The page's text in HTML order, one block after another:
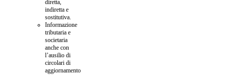
diretta,
indiretta e
sostitutiva.
Informazione
tributaria e
societaria
anche con
l’ausilio di
circolari di
aggiornamento